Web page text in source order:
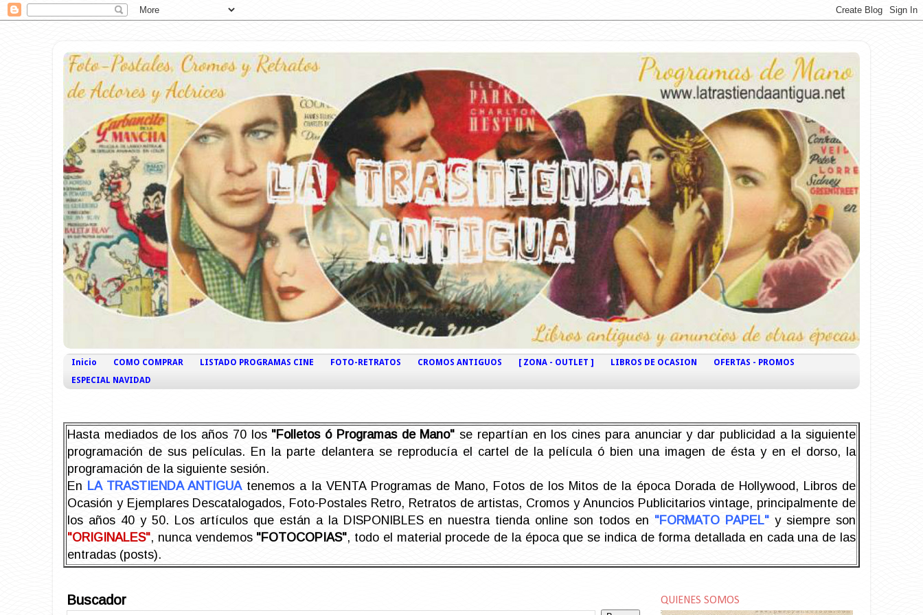
Inicio COMO COMPRAR LISTADO PROGRAMAS CINE FOTO-RETRATOS CROMOS ANTIGUOS [ ZONA - OUTLET ] LIBROS DE OCASION
OFERTAS - PROMOS
ESPECIAL NAVIDAD
Hasta mediados de los años 70 los "Folletos ó Programas de Mano" se repartían en los cines para anunciar y dar publicidad a la siguiente
programación de sus películas. En la parte delantera se reproducía el cartel de la película ó bien una imagen de ésta y en el dorso, la
programación de la siguiente sesión.
En LA TRASTIENDA ANTIGUAtenemos a la VENTA Programas de Mano, Fotos de los Mitos de la época Dorada de Hollywood, Libros de
Ocasión y Ejemplares Descatalogados, Foto-Postales Retro, Retratos de artistas, Cromos y Anuncios Publicitarios vintage, principalmente de
los años 40 y 50. Los artículos que están a la DISPONIBLES en nuestra tienda online son todos en "FORMATO PAPEL" y siempre son
"ORIGINALES", nunca vendemos "FOTOCOPIAS", todo el material procede de la época que se indica de forma detallada en cada una de las
entradas (posts).
Buscador QUIENES SOMOS